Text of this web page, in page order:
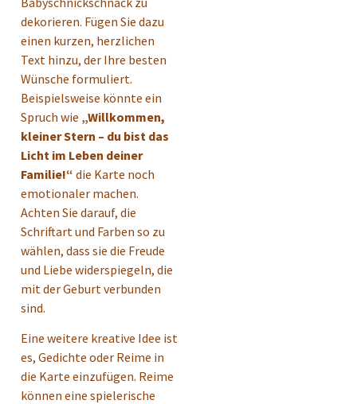
dekorieren. Fügen Sie dazu
einen kurzen, herzlichen
Text hinzu, der Ihre besten
Wünsche formuliert.
Beispielsweise könnte ein
Spruch wie „Willkommen,
kleiner Stern – du bist das
Licht im Leben deiner
Familie!“ die Karte noch
emotionaler machen.
Achten Sie darauf, die
Schriftart und Farben so zu
wählen, dass sie die Freude
und Liebe widerspiegeln, die
mit der Geburt verbunden
sind.
Eine weitere kreative Idee ist
es, Gedichte oder Reime in
die Karte einzufügen. Reime
können eine spielerische